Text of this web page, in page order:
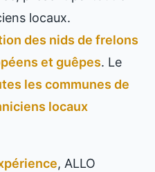
locaux.
des nids de frelons
et guêpes. Le
les communes de
locaux
, ALLO